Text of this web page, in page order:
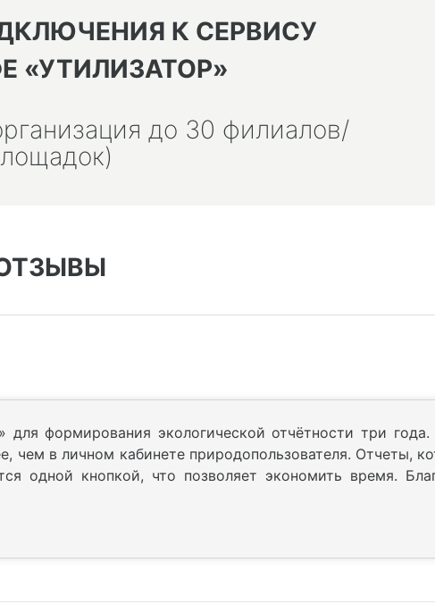
К СЕРВИСУ
«УТИЛИЗАТОР»
до 30 филиалов/
формирования экологической отчётности три
чем в личном кабинете природопользователя. Отчеты,
одной кнопкой, что позволяет экономить время.